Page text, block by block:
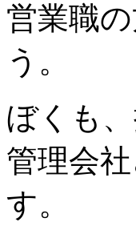
営業職
う。
ぼくも
管理会
す。